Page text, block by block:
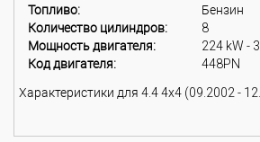
Топливо:
Бензин
Количество цилиндров:
8
Мощность двигателя:
224 kW -
Код двигателя:
448PN
Характеристики для 4.4 4x4 (09.2002 -